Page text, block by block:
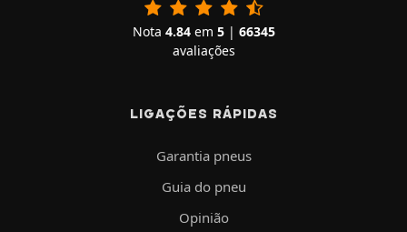
Nota 4.84em 5| 66345
avaliações
LIGAÇÕES RÁPIDAS
Garantia pneus
Guia do pneu
Opinião